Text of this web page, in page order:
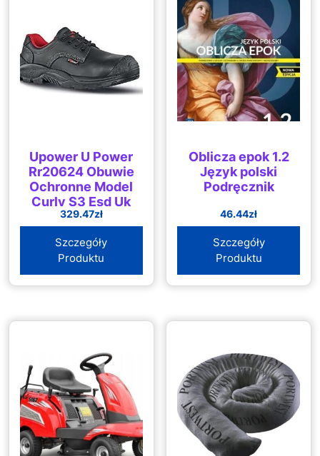
Upower U Power
Rr20624 Obuwie
Ochronne Model
Curly S3 Esd Uk
Src
329.47zł
Szczegóły
Produktu
Oblicza epok 1.2
Język polski
Podręcznik
46.44zł
Szczegóły
Produktu